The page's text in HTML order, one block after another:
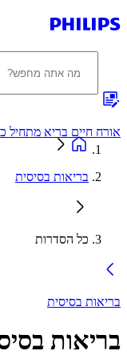
חיים בריא מתחיל כאן.
בריאות בסיסית
כל הסדרות
בסיסית
בסיסית